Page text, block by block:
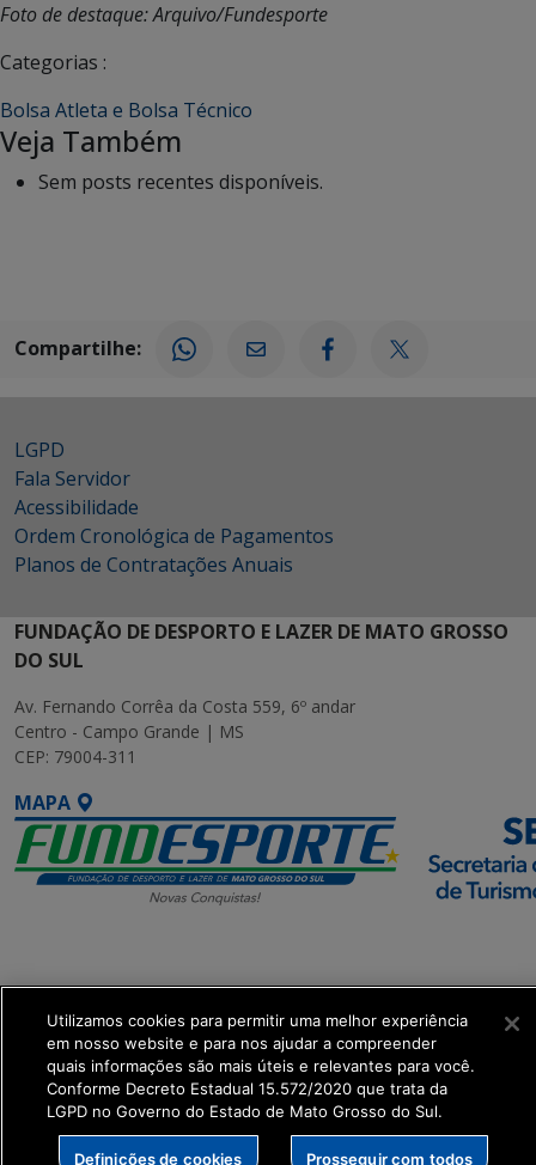
Foto de destaque: Arquivo/Fundesporte
Categorias :
Bolsa Atleta e Bolsa Técnico
Veja Também
Sem posts recentes disponíveis.
Compartilhe:
LGPD
Fala Servidor
Acessibilidade
Ordem Cronológica de Pagamentos
Planos de Contratações Anuais
FUNDAÇÃO DE DESPORTO E LAZER DE MATO GROSSO
DO SUL
Av. Fernando Corrêa da Costa 559, 6º andar
Centro - Campo Grande | MS
CEP: 79004-311
MAPA
Executiva de
Transformação Digital
get_footer();
Utilizamos cookies para permitir uma melhor experiência
em nosso website e para nos ajudar a compreender
quais informações são mais úteis e relevantes para você.
Conforme Decreto Estadual 15.572/2020 que trata da
LGPD no Governo do Estado de Mato Grosso do Sul.
Definições de cookies Prosseguir com todos